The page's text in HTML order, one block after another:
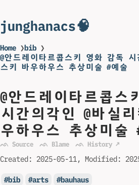
junghanacs🧠
Home ❯bib ❯
@안드레이타르콥스키 영화 감독 시
스키 바우하우스 추상미술 #예술
@안드레이타르콥
시간의각인 @바실
우하우스 추상미술
ᨒ Source ᨒ Blame ᨒ History ↗
Created: 2025-05-11 Modified:
bib arts bauhaus